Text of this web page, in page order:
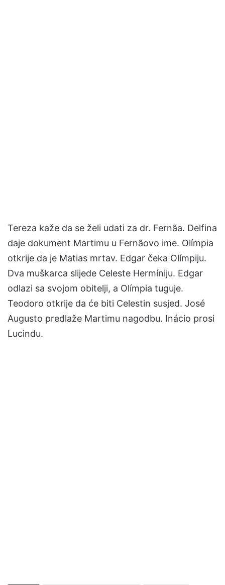
Tereza kaže da se želi udati za dr. Fernãa. Delfina
daje dokument Martimu u Fernãovo ime. Olímpia
otkrije da je Matias mrtav. Edgar čeka Olímpiju.
Dva muškarca slijede Celeste Hermíniju. Edgar
odlazi sa svojom obitelji, a Olímpia tuguje.
Teodoro otkrije da će biti Celestin susjed. José
Augusto predlaže Martimu nagodbu. Inácio prosi
Lucindu.